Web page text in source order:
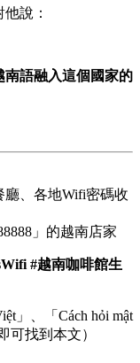
說：
南語融入這個國家的
廳、各地Wifi密碼收
」的越南店家
#越南咖啡館生
」、「Cách hỏi mật
可找到本文）